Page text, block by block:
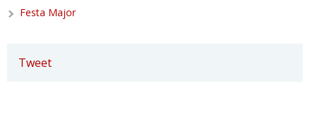
Festa Major
Tweet